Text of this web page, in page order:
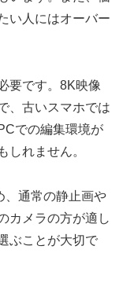
い人にはオーバー
要です。8K映像
、古いスマホでは
での編集環境が
しれません。
、通常の静止画や
カメラの方が適し
ぶことが大切で